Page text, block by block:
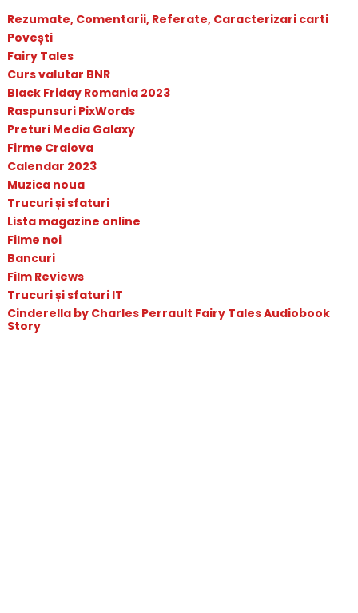
Rezumate, Comentarii, Referate, Caracterizari carti
Povești
Fairy Tales
Curs valutar BNR
Black Friday Romania 2023
Raspunsuri PixWords
Preturi Media Galaxy
Firme Craiova
Calendar 2023
Muzica noua
Trucuri și sfaturi
Lista magazine online
Filme noi
Bancuri
Film Reviews
Trucuri și sfaturi IT
Cinderella by Charles Perrault Fairy Tales Audiobook
Story